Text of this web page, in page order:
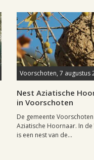
Voorschoten, 7 augustus
Nest Aziatische
in Voorschoten
De gemeente
Aziatische Hoornaar. In
is een nest van de...